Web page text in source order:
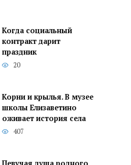
Когда социальный
контракт дарит
праздник
20
Корни и крылья. В музее
школы Елизаветино
оживает история села
407